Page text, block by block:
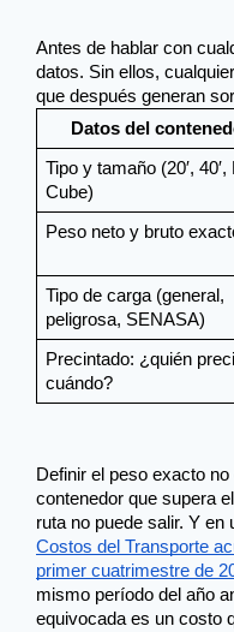
Antes de hablar con
datos. Sin ellos,
que después generan
Datos del
Tipo y tamaño (20′, 40′,
Cube)
Peso neto y bruto
Tipo de carga (general,
peligrosa, SENASA)
Precintado: ¿quién
cuándo?
Definir el peso exacto
contenedor que supera
ruta no puede salir. Y en
Costos del Transporte
primer cuatrimestre de
mismo período del año
equivocada es un costo